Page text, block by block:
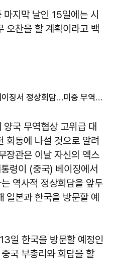
지막 날인 15일에는 시
오찬을 할 계획이라고 백
트럼프·시진핑, 14일 오전 베이징서 정상회담…미중 무역대표는 13일 한국서 사전협상
국 무역협상 고위급 대
회동에 나설 것으로 알려
장관은 이날 자신의 엑스
령이 (중국) 베이징에서
역사적 정상회담을 앞두
일본과 한국을 방문할 예
일 한국을 방문할 예정인
국 부총리와 회담을 할